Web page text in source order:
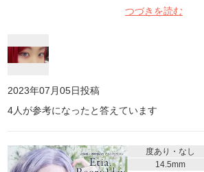
つづきを読む
2023年07月05日投稿
4人が参考になったと答えています
度あり・なし
14.5mm